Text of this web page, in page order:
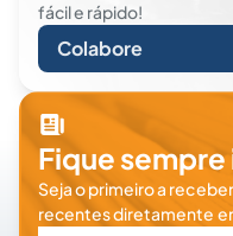
fácil e rápido!
Colabore
Fique
Seja o primeiro a
recentes diretamente